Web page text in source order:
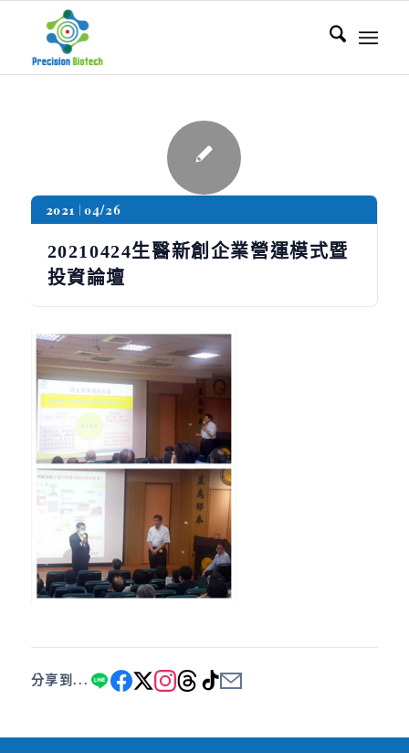
2021 04/26
20210424生醫新創企業營運模式暨
投資論壇
分享到...